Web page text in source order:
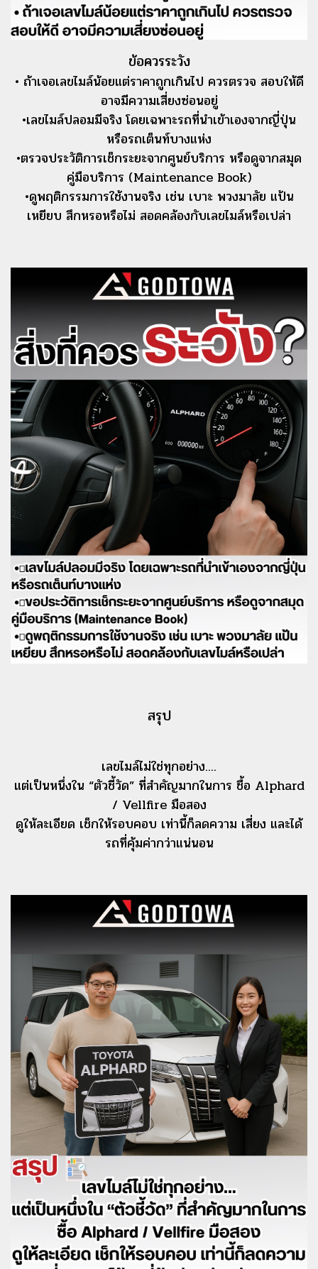
ข้อควรระวัง
• ถ้าเจอเลขไมล์น้อยแต่ราคาถูกเกินไป ควรตรวจ สอบให้ดี
อาจมีความเสี่ยงซ่อนอยู่
•เลขไมล์ปลอมมีจริง โดยเฉพาะรถที่นําเข้าเองจากญี่ปุ่น
หรือรถเต็นท์บางแห่ง
•ตรวจประวัติการเช็กระยะจากศูนย์บริการ หรือดูจากสมุด
คู่มือบริการ (Maintenance Book)
•ดูพฤติกรรมการใช้งานจริง เช่น เบาะ พวงมาลัย แป้น
เหยียบ สึกหรอหรือไม่ สอดคล้องกับเลขไมล์หรือเปล่า
สรุป
เลขไมล์ไม่ใช่ทุกอย่าง....
แต่เป็นหนึ่งใน “ตัวชี้วัด” ที่สําคัญมากในการ ชื้อ Alphard
/ Vellfire มือสอง
ดูให้ละเอียด เช็กให้รอบคอบ เท่านี้ก็ลดความ เสี่ยง และได้
รถที่คุ้มค่ากว่าแน่นอน